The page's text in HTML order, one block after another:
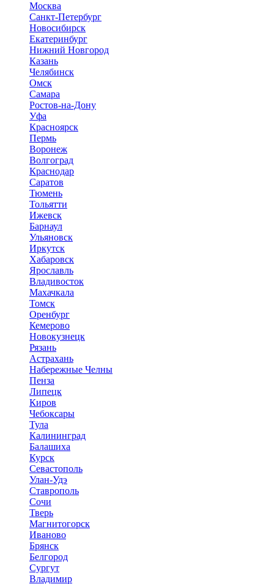
Москва
Санкт-Петербург
Новосибирск
Екатеринбург
Нижний Новгород
Казань
Челябинск
Омск
Самара
Ростов-на-Дону
Уфа
Красноярск
Пермь
Воронеж
Волгоград
Краснодар
Саратов
Тюмень
Тольятти
Ижевск
Барнаул
Ульяновск
Иркутск
Хабаровск
Ярославль
Владивосток
Махачкала
Томск
Оренбург
Кемерово
Новокузнецк
Рязань
Астрахань
Набережные Челны
Пенза
Липецк
Киров
Чебоксары
Тула
Калининград
Балашиха
Курск
Севастополь
Улан-Удэ
Ставрополь
Сочи
Тверь
Магнитогорск
Иваново
Брянск
Белгород
Сургут
Владимир